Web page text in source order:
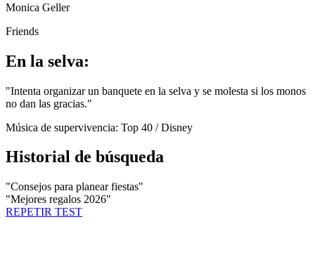
Monica Geller
Friends
En la selva:
"Intenta organizar un banquete en la selva y se molesta si los monos
no dan las gracias."
Música de supervivencia: Top 40 / Disney
Historial de búsqueda
"Consejos para planear fiestas"
"Mejores regalos 2026"
REPETIR TEST